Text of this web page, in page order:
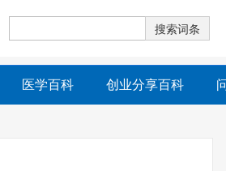
医学百科 创业分享百科